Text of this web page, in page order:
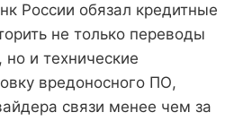
России обязал кредитные
не только переводы
и технические
вредоносного ПО,
связи менее чем за